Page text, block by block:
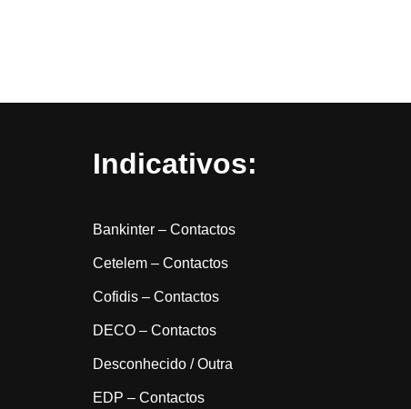
Indicativos:
Bankinter – Contactos
Cetelem – Contactos
Cofidis – Contactos
DECO – Contactos
Desconhecido / Outra
EDP – Contactos